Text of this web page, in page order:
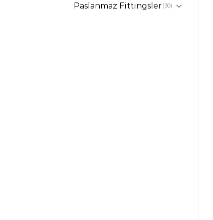
Paslanmaz Fittingsler(30)